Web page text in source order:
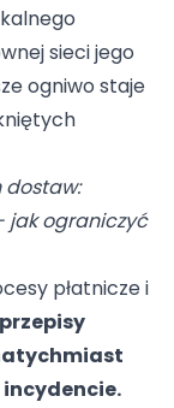
sieci jego
ogniwo staje
dostaw:
jak ograniczyć
płatnicze i